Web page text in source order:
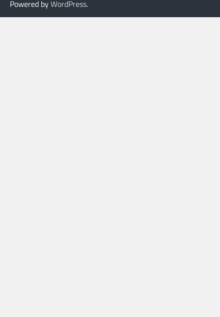
Powered byWordPress.